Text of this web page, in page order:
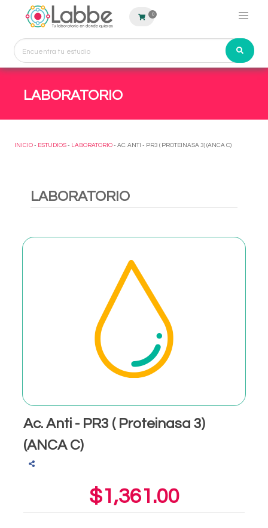
0
LABORATORIO
INICIO - ESTUDIOS - LABORATORIO - AC. ANTI - PR3 ( PROTEINASA 3) (ANCA C)
LABORATORIO
Ac. Anti - PR3 ( Proteinasa 3)
(ANCA C)
$1,361.00